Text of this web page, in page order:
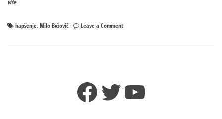
više
hapšenje, Milo Božović Leave a Commenton
Facebook
TwitterYouTube